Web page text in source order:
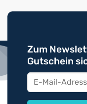
Zum
Gutschein